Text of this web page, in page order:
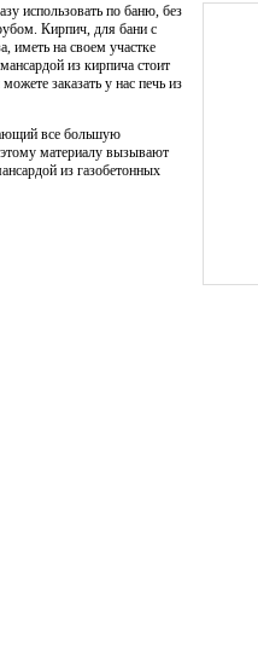
использовать по баню, без
Кирпич, для бани с
иметь на своем участке
из кирпича стоит
заказать у нас печь из
все большую
материалу вызывают
из газобетонных